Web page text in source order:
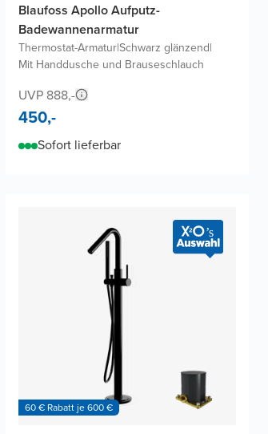
Blaufoss Apollo Aufputz-
Badewannenarmatur
Thermostat-Armatur|Schwarz glänzend|
Mit Handdusche und Brauseschlauch
UVP 888,-
450,-
Sofort lieferbar
60 € Rabatt je 600 €